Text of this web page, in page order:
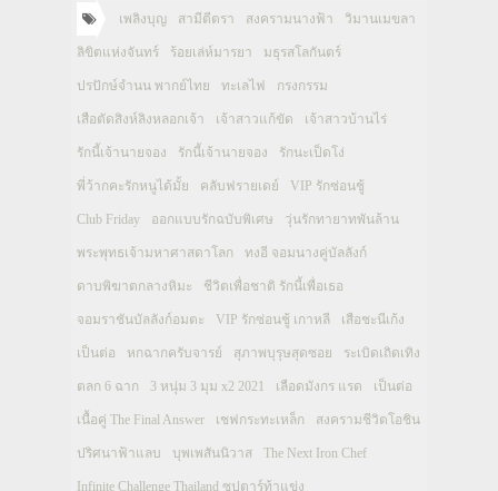
เพลิงบุญ สามีตีตรา สงครามนางฟ้า วิมานเมขลา
ลิขิตแห่งจันทร์ ร้อยเล่ห์มารยา มธุรสโลกันตร์
ปรปักษ์จำนน พากย์ไทย ทะเลไฟ กรงกรรม
เสือตัดสิงห์ลิงหลอกเจ้า เจ้าสาวแก้ขัด เจ้าสาวบ้านไร่
รักนี้เจ้านายจอง รักนี้เจ้านายจอง รักนะเป็ดโง่
พี่ว้ากคะรักหนูได้มั้ย คลับฟรายเดย์ VIP รักซ่อนชู้
Club Friday ออกแบบรักฉบับพิเศษ วุ่นรักทายาทพันล้าน
พระพุทธเจ้ามหาศาสดาโลก ทงอี จอมนางคู่บัลลังก์
ดาบพิฆาตกลางหิมะ ชีวิตเพื่อชาติ รักนี้เพื่อเธอ
จอมราชันบัลลังก์อมตะ VIP รักซ่อนชู้ เกาหลี เสือชะนีเก้ง
เป็นต่อ หกฉากครับจารย์ สุภาพบุรุษสุดซอย ระเบิดเถิดเทิง
ตลก 6 ฉาก 3 หนุ่ม 3 มุม x2 2021 เลือดมังกร แรด เป็นต่อ
เนื้อคู่ The Final Answer เชฟกระทะเหล็ก สงครามชีวิตโอชิน
ปริศนาฟ้าแลบ บุพเพสันนิวาส The Next Iron Chef
Infinite Challenge Thailand ซุปตาร์ท้าแข่ง